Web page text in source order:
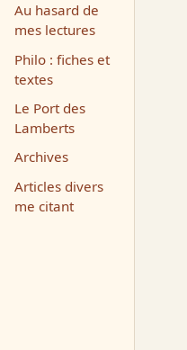
Au hasard de
mes lectures
Philo : fiches et
textes
Le Port des
Lamberts
Archives
Articles divers
me citant